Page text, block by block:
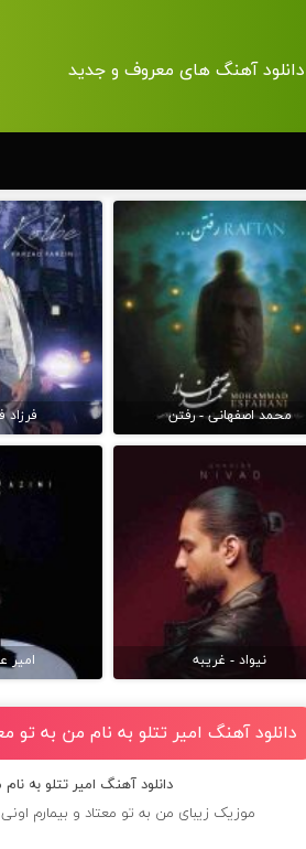
آهنگ های معروف و جدید
محمد اصفهانی - رفتن فرزاد
نیواد - غریبه امیر
دانلود آهنگ امیر تتلو به نام من به
دانلود آهنگ امیر تتلو به
موزیک زیبای من به تو معتاد و بیمارم